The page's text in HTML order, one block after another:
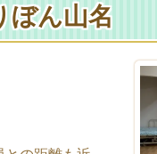
ぼん山名